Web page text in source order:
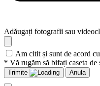
Adăugați fotografii sau
Am citit și sunt de acord
* Vă rugăm să bifați caseta de
Trimite Anula